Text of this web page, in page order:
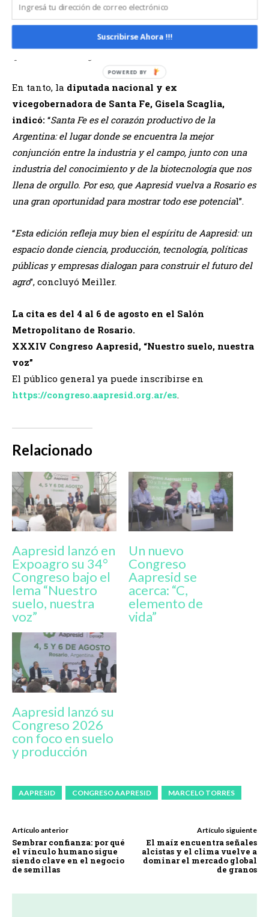
financiamiento, ciencia, tecnología y logística. Esta es la
Santa Fe que va a recibir a Aapresid en Rosario, para
hablar de producción, de tecnología y de cuál es la salida
En tanto, la diputada nacional y ex
vicegobernadora de Santa Fe, Gisela Scaglia,
indicó: “Santa Fe es el corazón productivo de la
Argentina: el lugar donde se encuentra la mejor
conjunción entre la industria y el campo, junto con una
industria del conocimiento y de la biotecnología que nos
llena de orgullo. Por eso, que Aapresid vuelva a Rosario es
una gran oportunidad para mostrar todo ese potencial”.
“Esta edición refleja muy bien el espíritu de Aapresid: un
espacio donde ciencia, producción, tecnología, políticas
públicas y empresas dialogan para construir el futuro del
agro”, concluyó Meiller.
La cita es del 4 al 6 de agosto en el Salón
Metropolitano de Rosario.
XXXIV Congreso Aapresid, “Nuestro suelo, nuestra
voz”
El público general ya puede inscribirse en
https://congreso.aapresid.org.ar/es.
Relacionado
Aapresid lanzó en
Expoagro su 34°
Congreso bajo el
lema “Nuestro
suelo, nuestra
voz”
Un nuevo
Congreso
Aapresid se
acerca: “C,
elemento de
vida”
Aapresid lanzó su
Congreso 2026
con foco en suelo
y producción
AAPRESID CONGRESO AAPRESID MARCELO TORRES
Artículo anterior
Sembrar confianza: por qué
el vínculo humano sigue
siendo clave en el negocio
de semillas
Artículo siguiente
El maíz encuentra señales
alcistas y el clima vuelve a
dominar el mercado global
de granos
Suscribirse Ahora !!!